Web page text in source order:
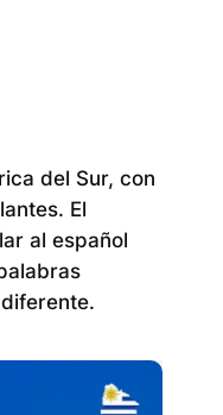
del Sur, con
El
al español